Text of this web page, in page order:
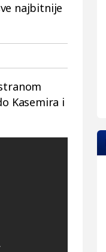
najbitnije
Kasemira i